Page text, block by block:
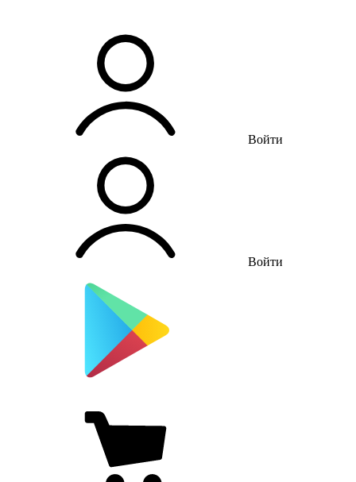
Войти
Войти